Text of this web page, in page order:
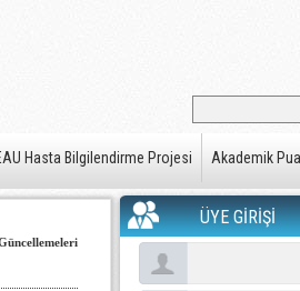
Hasta Bilgilendirme Projesi Akademik
ÜYE GİRİŞİ